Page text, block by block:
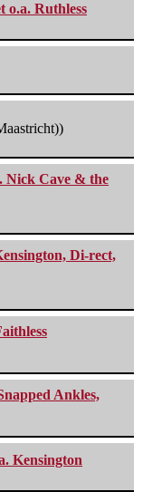
o.a. Ruthless
Nick Cave & the
Di-rect,
Ankles,
Kensington